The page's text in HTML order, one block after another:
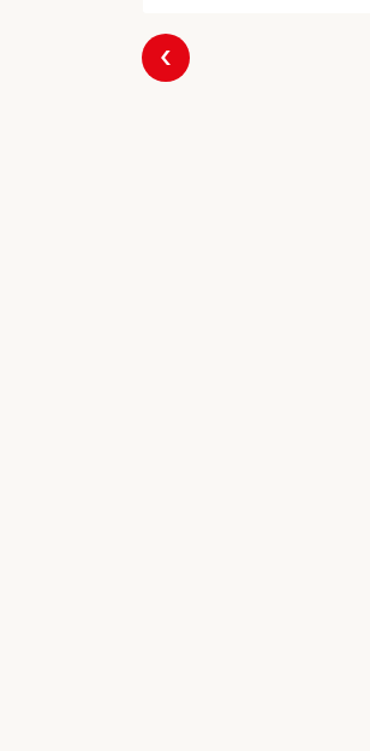
Forrige